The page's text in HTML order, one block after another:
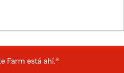
Farm está ahí.®